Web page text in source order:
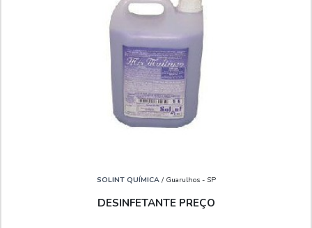
SOLINT QUÍMICA/ Guarulhos - SP
DESINFETANTE PREÇO